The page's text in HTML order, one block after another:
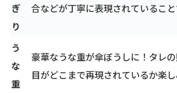
ぎ
り
合などが丁寧に表現されていること
う
な
重
豪華なうな重が傘ぼうしに！タレ
目がどこまで再現されているか楽し